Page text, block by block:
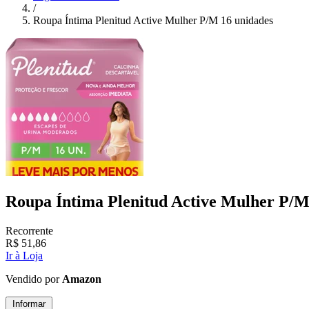
/
Roupa Íntima Plenitud Active Mulher P/M 16 unidades
Roupa Íntima Plenitud Active Mulher P/M
Recorrente
R$ 51,86
Ir à Loja
Vendido por Amazon
Informar